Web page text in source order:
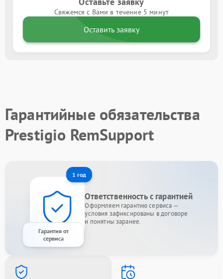
Свяжемся с Вами в течение 5 минут
Оставить заявку
Гарантийные обязательства
Prestigio RemSupport
1 год
Гарантия от
сервиса
Ответственность с гарантией
Оформляем гарантию сервиса —
условия зафиксированы в договоре
и понятны заранее.